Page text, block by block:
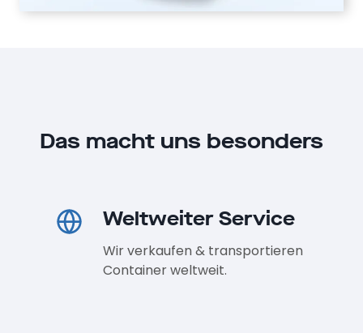
Das macht uns besonders
Weltweiter Service
Wir verkaufen & transportieren
Container weltweit.